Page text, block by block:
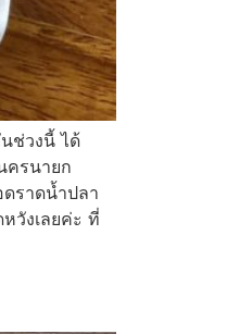
ช่วงนี้ ได้
ครนายก
ราดน้ำปลา
วังเลยค่ะ ที่